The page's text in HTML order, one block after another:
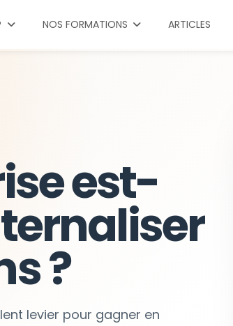
NOS FORMATIONS ARTICLES
est-
?
levier pour gagner en